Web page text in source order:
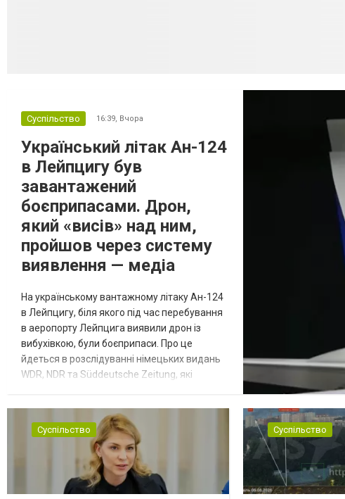
Суспільство 16:39, Вчора
Український літак Ан-124
в Лейпцигу був
завантажений
боєприпасами. Дрон,
який «висів» над ним,
пройшов через систему
виявлення — медіа
На українському вантажному літаку Ан-124
в Лейпцигу, біля якого під час перебування
в аеропорту Лейпцига виявили дрон із
вибухівкою, були боєприпаси. Про це
йдеться в розслідуванні німецьких видань
WDR, NDR та Süddeutsche Zeitung, які
були на борту літака, незадовго до цього
доставили з Франції до Лейпцига, після
чого їх мали транспортувати далі. За
даними слідства, 4 серпня о...
Суспільство Суспільство